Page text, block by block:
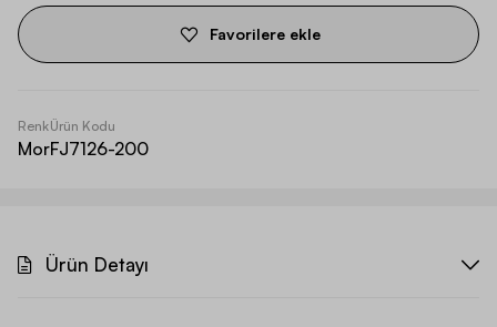
Favorilere ekle
Renk
Mor
Ürün Kodu
FJ7126-200
Ürün Detayı